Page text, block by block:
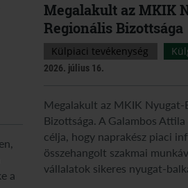
a
Megalakult az MKIK
Regionális Bizottsága
Külpiaci tevékenység
2026. július 16.
Megalakult az MKIK Nyugat-
Bizottsága. A Galambos
célja, hogy naprakész piaci
összehangolt szakmai
vállalatok sikeres nyugat-